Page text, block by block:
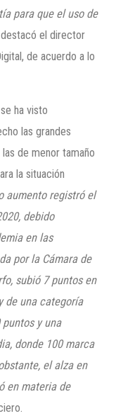
para que el uso de
destacó el director
de acuerdo a lo
ha visto
las grandes
de menor tamaño
la situación
aumentoregistró el
debido
en las
por la Cámara de
subió 7puntos en
de una categoría
y una
donde 100 marca
el alza en
en materia de